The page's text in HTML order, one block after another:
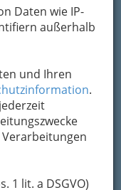
Daten wie IP-
außerhalb
und Ihren
.
1 lit. a DSGVO)
Schließen
Tür erlaubt
andere
Schloss
somit für
gemacht
der
der